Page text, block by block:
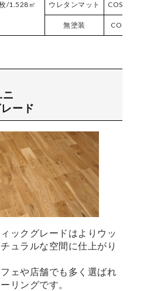
/1.528㎡ ウレタンマット
無塗装 COS120NC-
ード
ックグレードはよりウッ
ュラルな空間に仕上がり
ェや店舗でも多く選ばれ
リングです。